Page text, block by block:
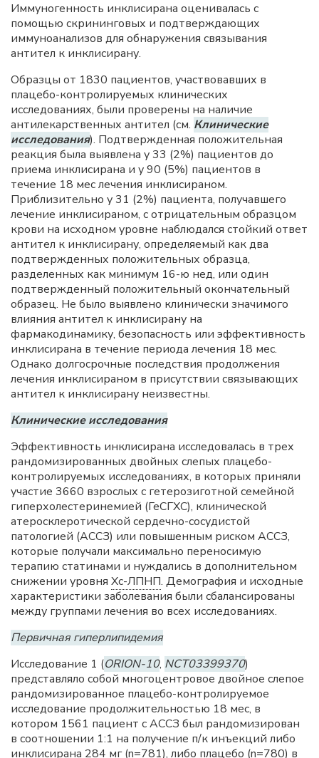
Иммуногенность инклисирана оценивалась с
помощью скрининговых и подтверждающих
иммуноанализов для обнаружения связывания
антител к инклисирану.
Образцы от 1830 пациентов, участвовавших в
плацебо-контролируемых клинических
исследованиях, были проверены на наличие
антилекарственных антител (см. Клинические
исследования). Подтвержденная положительная
реакция была выявлена у 33 (2%) пациентов до
приема инклисирана и у 90 (5%) пациентов в
течение 18 мес лечения инклисираном.
Приблизительно у 31 (2%) пациента, получавшего
лечение инклисираном, с отрицательным образцом
крови на исходном уровне наблюдался стойкий ответ
антител к инклисирану, определяемый как два
подтвержденных положительных образца,
разделенных как минимум 16-ю нед, или один
подтвержденный положительный окончательный
образец. Не было выявлено клинически значимого
влияния антител к инклисирану на
фармакодинамику, безопасность или эффективность
инклисирана в течение периода лечения 18 мес.
Однако долгосрочные последствия продолжения
лечения инклисираном в присутствии связывающих
антител к инклисирану неизвестны.
Клинические исследования
Эффективность инклисирана исследовалась в трех
рандомизированных двойных слепых плацебо-
контролируемых исследованиях, в которых приняли
участие 3660 взрослых с гетерозиготной семейной
гиперхолестеринемией (ГеСГХС), клинической
атеросклеротической сердечно-сосудистой
патологией (АССЗ) или повышенным риском АССЗ,
которые получали максимально переносимую
терапию статинами и нуждались в дополнительном
снижении уровня Хс-ЛПНП. Демография и исходные
характеристики заболевания были сбалансированы
между группами лечения во всех исследованиях.
Первичная гиперлипидемия
Исследование 1 (ORION-10, NCT03399370)
представляло собой многоцентровое двойное слепое
рандомизированное плацебо-контролируемое
исследование продолжительностью 18 мес, в
котором 1561 пациент с АССЗ был рандомизирован
в соотношении 1:1 на получение п/к инъекций либо
инклисирана 284 мг (n=781), либо плацебо (n=780) в